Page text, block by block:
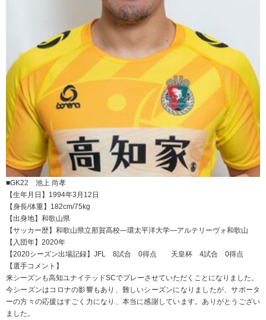
■GK22 池上 尚孝
【生年月日】1994年3月12日
【身長/体重】182cm/75kg
【出身地】和歌山県
【サッカー歴】和歌山県立那賀高校―環太平洋大学―アルテリーヴォ和歌山
【入団年】2020年
【2020シーズン出場記録】JFL 8試合 0得点 天皇杯 4試合 0得点
【選手コメント】
来シーズンも高知ユナイテッドSCでプレーさせていただくことになりました。
今シーズンはコロナの影響もあり、難しいシーズンになりましたが、サポータ
ーの方々の応援はすごく力になり、本当に感謝しています。ありがとうござい
ました。